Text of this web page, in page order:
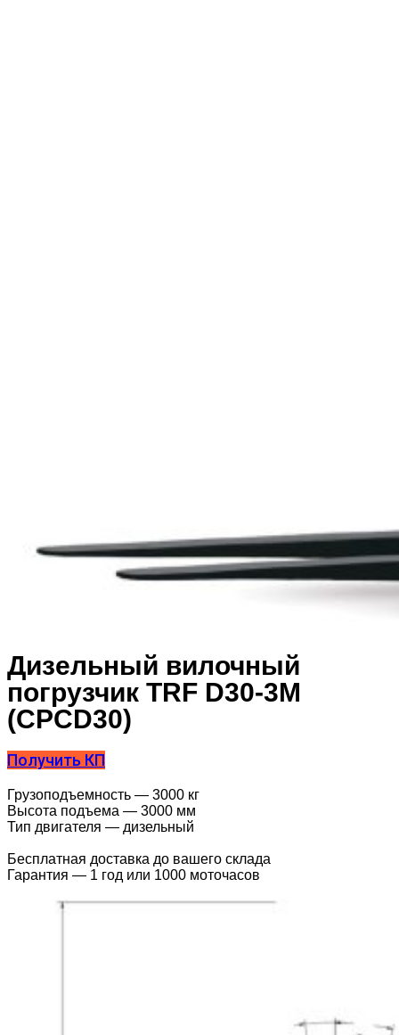
Дизельный вилочный
погрузчик TRF D30-3M
(CPCD30)
Получить КП
Грузоподъемность — 3000 кг
Высота подъема — 3000 мм
Тип двигателя — дизельный
Бесплатная доставка до вашего склада
Гарантия — 1 год или 1000 моточасов